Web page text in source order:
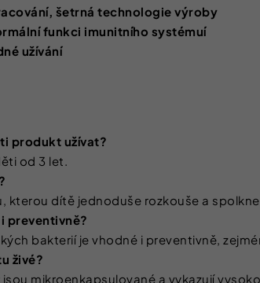
šetrná technologie výroby
funkci imunitního systémuí
užívání
produkt užívat?
od 3 let.
kterou dítě jednoduše rozkouše a
preventivně?
bakterií je vhodné i preventivně,
živé?
mikroenkapsulované a vykazují